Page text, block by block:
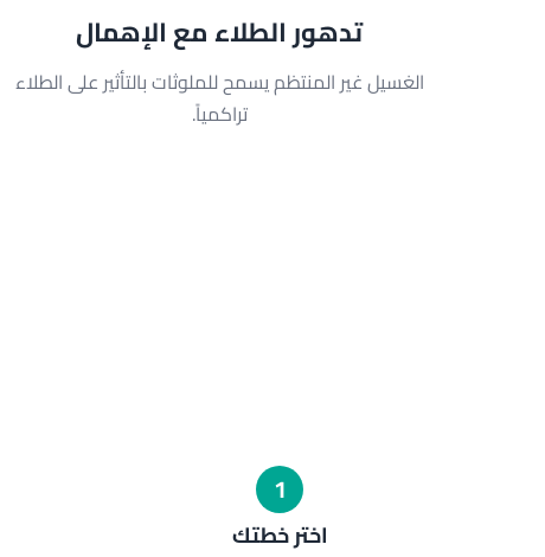
تدهور الطلاء مع الإهمال
الغسيل غير المنتظم يسمح للملوثات بالتأثير على الطلاء
تراكمياً.
1
اختر خطتك